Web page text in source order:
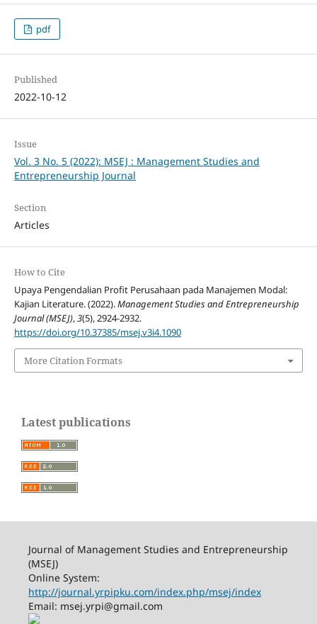
pdf
Published
2022-10-12
Issue
Vol. 3 No. 5 (2022): MSEJ : Management Studies and
Entrepreneurship Journal
Section
Articles
How to Cite
Upaya Pengendalian Profit Perusahaan pada Manajemen Modal:
Kajian Literature. (2022).Management Studies and Entrepreneurship
Journal (MSEJ),3(5), 2924-2932.
https://doi.org/10.37385/msej.v3i4.1090
More Citation Formats
Latest publications
Journal of Management Studies and Entrepreneurship
(MSEJ)
Online System:
http://journal.yrpipku.com/index.php/msej/index
Email: msej.yrpi@gmail.com